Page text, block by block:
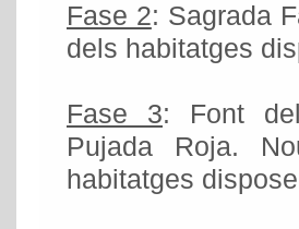
Fase 2: Sagrada
dels habitatges
Fase 3: Font
Pujada Roja.
habitatges